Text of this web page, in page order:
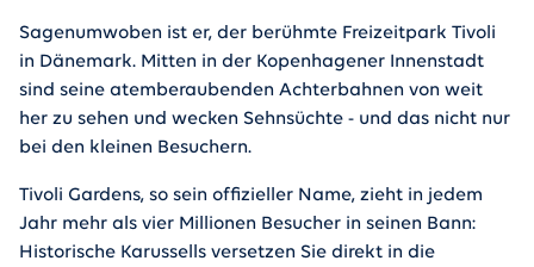
Sagenumwoben ist er, der berühmte Freizeitpark Tivoli
in Dänemark. Mitten in der Kopenhagener Innenstadt
sind seine atemberaubenden Achterbahnen von weit
her zu sehen und wecken Sehnsüchte - und das nicht nur
bei den kleinen Besuchern.
Tivoli Gardens, so sein offizieller Name, zieht in jedem
Jahr mehr als vier Millionen Besucher in seinen Bann:
Historische Karussells versetzen Sie direkt in die